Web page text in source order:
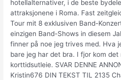
hotellalternativer, i de beste
attraksjonene i Roma. Fast
Tour mit 8 exklusiven Band-
einzigen Band-Shows in diesem
finner på noe jeg trives med. Hva
bare jeg har det bra. I fjor kom
korttidsutleie. SVAR DENNE
Kristin676 DIN TEKST TIL 2135